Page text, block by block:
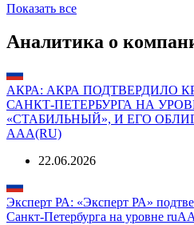
Показать все
Аналитика о
АКРА: АКРА ПОДТВЕРДИЛО
САНКТ-ПЕТЕРБУРГА НА
«СТАБИЛЬНЫЙ», И ЕГО
AAА(RU)
22.06.2026
Эксперт РА: «Эксперт РА»
Санкт-Петербурга на уровне